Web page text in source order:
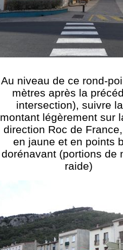
Au niveau de ce rond-
mètres après la
intersection), suivre
montant légèrement sur
direction Roc de
en jaune et en points
dorénavant (portions de
raide)